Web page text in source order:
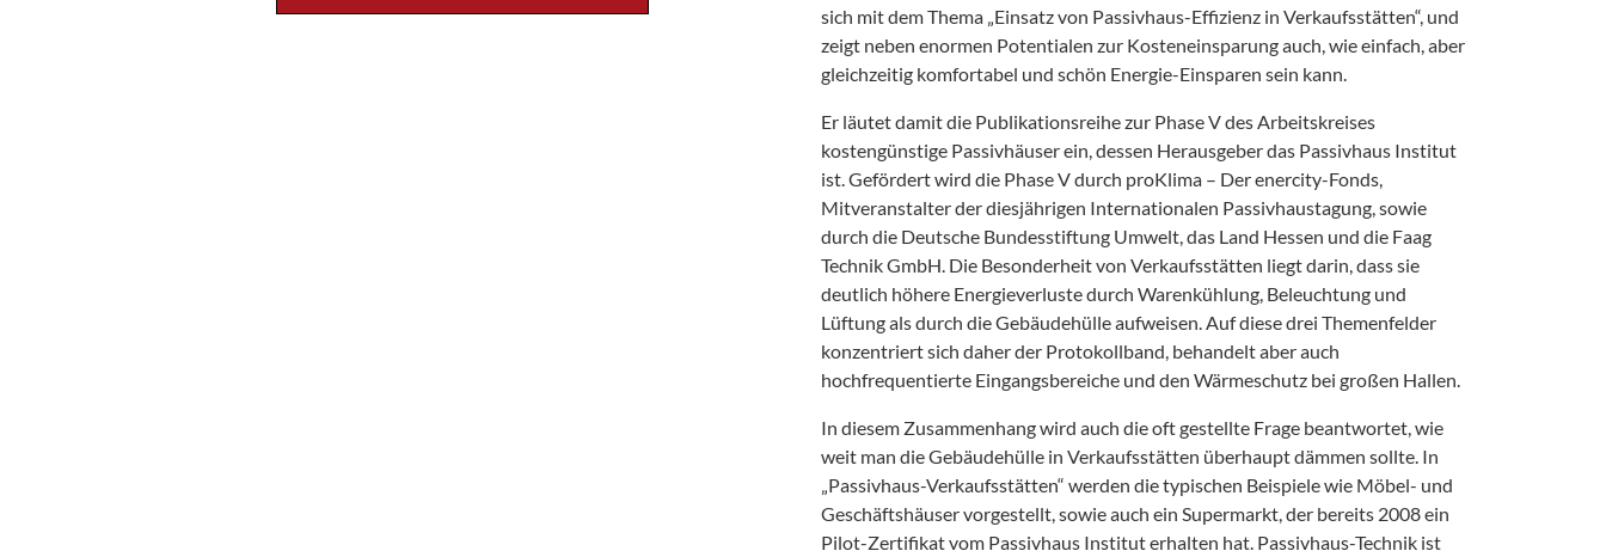
sich mit dem Thema „Einsatz von Passivhaus-Effizienz in Verkaufsstätten“, und
zeigt neben enormen Potentialen zur Kosteneinsparung auch, wie einfach, aber
gleichzeitig komfortabel und schön Energie-Einsparen sein kann.
Er läutet damit die Publikationsreihe zur Phase V des Arbeitskreises
kostengünstige Passivhäuser ein, dessen Herausgeber das Passivhaus Institut
ist. Gefördert wird die Phase V durch proKlima – Der enercity-Fonds,
Mitveranstalter der diesjährigen Internationalen Passivhaustagung, sowie
durch die Deutsche Bundesstiftung Umwelt, das Land Hessen und die Faag
Technik GmbH. Die Besonderheit von Verkaufsstätten liegt darin, dass sie
deutlich höhere Energieverluste durch Warenkühlung, Beleuchtung und
Lüftung als durch die Gebäudehülle aufweisen. Auf diese drei Themenfelder
konzentriert sich daher der Protokollband, behandelt aber auch
hochfrequentierte Eingangsbereiche und den Wärmeschutz bei großen Hallen.
In diesem Zusammenhang wird auch die oft gestellte Frage beantwortet, wie
weit man die Gebäudehülle in Verkaufsstätten überhaupt dämmen sollte. In
„Passivhaus-Verkaufsstätten“ werden die typischen Beispiele wie Möbel- und
Geschäftshäuser vorgestellt, sowie auch ein Supermarkt, der bereits 2008 ein
Pilot-Zertifikat vom Passivhaus Institut erhalten hat. Passivhaus-Technik ist